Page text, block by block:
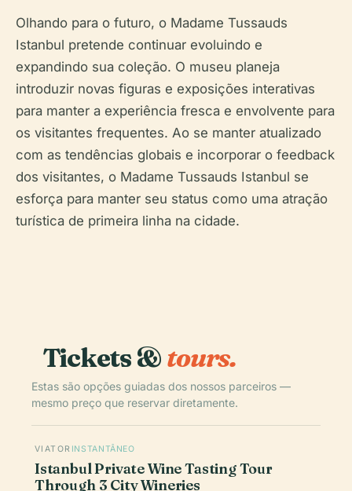
Olhando para o futuro, o Madame Tussauds
Istanbul pretende continuar evoluindo e
expandindo sua coleção. O museu planeja
introduzir novas figuras e exposições interativas
para manter a experiência fresca e envolvente para
os visitantes frequentes. Ao se manter atualizado
com as tendências globais e incorporar o feedback
dos visitantes, o Madame Tussauds Istanbul se
esforça para manter seu status como uma atração
turística de primeira linha na cidade.
Tickets &tours.
Estas são opções guiadas dos nossos parceiros —
mesmo preço que reservar diretamente.
VIATOR INSTANTÂNEO
Istanbul Private Wine Tasting Tour
Through 3 City Wineries